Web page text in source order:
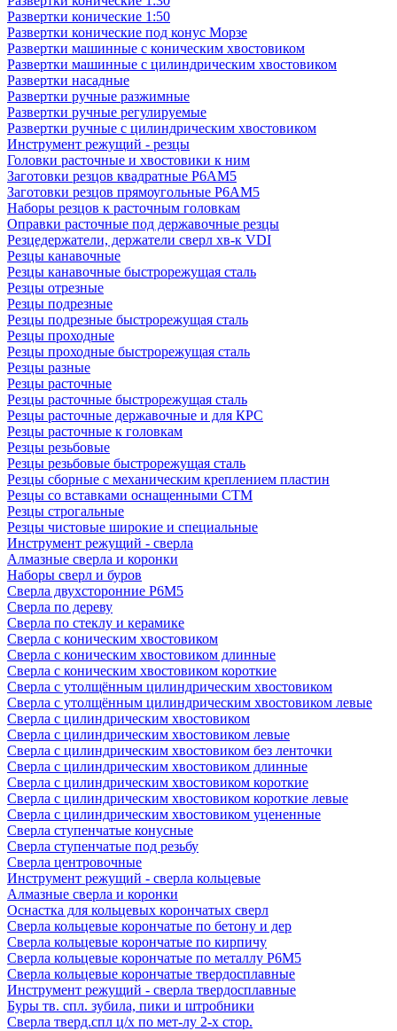
Развертки конические 1:50
Развертки конические под конус Морзе
Развертки машинные с коническим хвостовиком
Развертки машинные с цилиндрическим хвостовиком
Развертки насадные
Развертки ручные разжимные
Развертки ручные регулируемые
Развертки ручные с цилиндрическим хвостовиком
Инструмент режущий - резцы
Головки расточные и хвостовики к ним
Заготовки резцов квадратные Р6АМ5
Заготовки резцов прямоугольные Р6АМ5
Наборы резцов к расточным головкам
Оправки расточные под державочные резцы
Резцедержатели, держатели сверл хв-к VDI
Резцы канавочные
Резцы канавочные быстрорежущая сталь
Резцы отрезные
Резцы подрезные
Резцы подрезные быстрорежущая сталь
Резцы проходные
Резцы проходные быстрорежущая сталь
Резцы разные
Резцы расточные
Резцы расточные быстрорежущая сталь
Резцы расточные державочные и для КРС
Резцы расточные к головкам
Резцы резьбовые
Резцы резьбовые быстрорежущая сталь
Резцы сборные с механическим креплением пластин
Резцы со вставками оснащенными СТМ
Резцы строгальные
Резцы чистовые широкие и специальные
Инструмент режущий - сверла
Алмазные сверла и коронки
Наборы сверл и буров
Сверла двухсторонние Р6М5
Сверла по дереву
Сверла по стеклу и керамике
Сверла с коническим хвостовиком
Сверла с коническим хвостовиком длинные
Сверла с коническим хвостовиком короткие
Сверла с утолщённым цилиндрическим хвостовиком
Сверла с утолщённым цилиндрическим хвостовиком левые
Сверла с цилиндрическим хвостовиком
Сверла с цилиндрическим хвостовиком левые
Сверла с цилиндрическим хвостовиком без ленточки
Сверла с цилиндрическим хвостовиком длинные
Сверла с цилиндрическим хвостовиком короткие
Сверла с цилиндрическим хвостовиком короткие левые
Сверла с цилиндрическим хвостовиком уцененные
Сверла ступенчатые конусные
Сверла ступенчатые под резьбу
Сверла центровочные
Инструмент режущий - сверла кольцевые
Алмазные сверла и коронки
Оснастка для кольцевых корончатых сверл
Сверла кольцевые корончатые по бетону и дер
Сверла кольцевые корончатые по кирпичу
Сверла кольцевые корончатые по металлу Р6М5
Сверла кольцевые корончатые твердосплавные
Инструмент режущий - сверла твердосплавные
Буры тв. спл. зубила, пики и штробники
Сверла тверд.спл ц/х по мет-лу 2-х стор.